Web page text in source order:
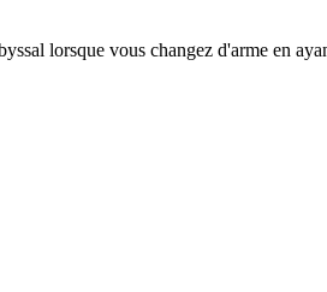
lorsque vous changez d'arme en